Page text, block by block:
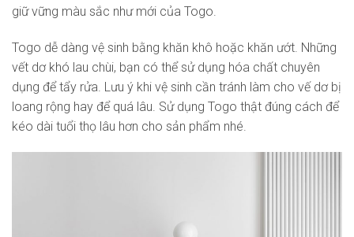
giữ vững màu sắc như mới của Togo.
Togo dễ dàng vệ sinh bằng khăn khô hoặc khăn ướt. Những
vết dơ khó lau chùi, bạn có thể sử dụng hóa chất chuyên
dụng để tẩy rửa. Lưu ý khi vệ sinh cần tránh làm cho vế dơ bị
loang rộng hay để quá lâu. Sử dụng Togo thật đúng cách để
kéo dài tuổi thọ lâu hơn cho sản phẩm nhé.